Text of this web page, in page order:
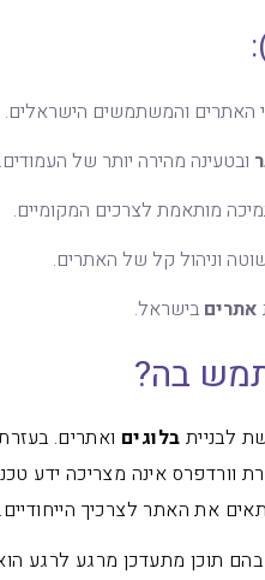
האתרים והמשתמשים הישראלים.
ובטעינה מהירה יותר של העמודים.
מותאמת לצרכים המקומיים.
וניהול קל של האתרים.
אתרים בישראל.
בה?
לבניית בלוגים ואתרים.
וורדפרס אינה מצריכה ידע
את האתר לצרכיך הייחודיים.
בהם תוכן מתעדכן מרגע לרגע